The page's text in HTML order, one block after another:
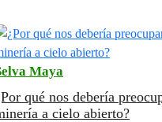
Maya
qué nos debería
a cielo abierto?